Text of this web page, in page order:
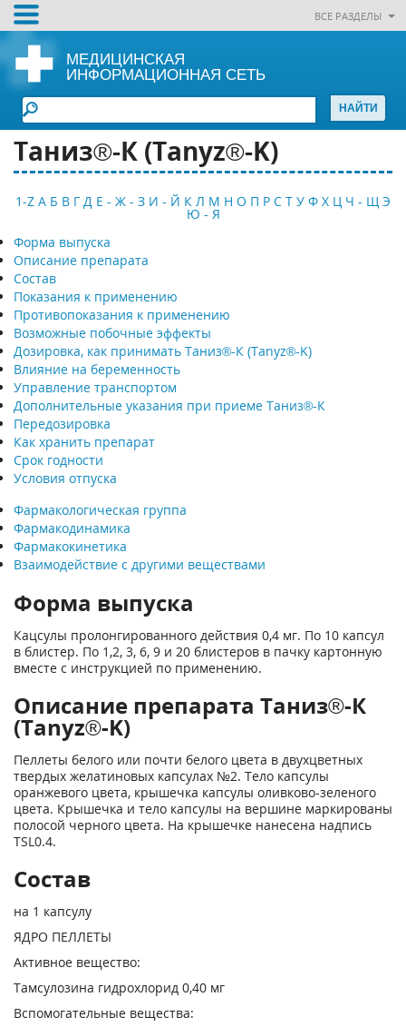
ВСЕ РАЗДЕЛЫ
МЕДИЦИНСКАЯ
ИНФОРМАЦИОННАЯ СЕТЬ
Таниз®-К (Tanyz®-K)
1-Z А Б В Г Д Е - Ж - З И - Й К Л М Н О П Р С Т У Ф Х Ц Ч - Щ Э
Ю - Я
Форма выпуска
Описание препарата
Состав
Показания к применению
Противопоказания к применению
Возможные побочные эффекты
Дозировка, как принимать Таниз®-К (Tanyz®-K)
Влияние на беременность
Управление транспортом
Дополнительные указания при приеме Таниз®-К
Передозировка
Как хранить препарат
Срок годности
Условия отпуска
Фармакологическая группа
Фармакодинамика
Фармакокинетика
Взаимодействие с другими веществами
Форма выпуска
Кацсулы пролонгированного действия 0,4 мг. По 10 капсул
в блистер. По 1,2, 3, 6, 9 и 20 блистеров в пачку картонную
вместе с инструкцией по применению.
Описание препарата Таниз®-К
(Tanyz®-K)
Пеллеты белого или почти белого цвета в двухцветных
твердых желатиновых капсулах №2. Тело капсулы
оранжевого цвета, крышечка капсулы оливково-зеленого
цвета. Крышечка и тело капсулы на вершине маркированы
полосой черного цвета. На крышечке нанесена надпись
TSL0.4.
Состав
на 1 капсулу
ЯДРО ПЕЛЛЕТЫ
Активное вещество:
Тамсулозина гидрохлорид 0,40 мг
Вспомогательные вещества: